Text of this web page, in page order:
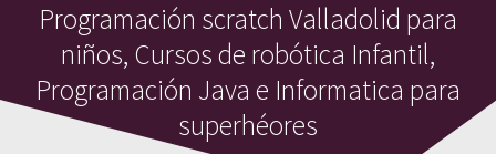
Programación scratch Valladolid para
niños, Cursos de robótica Infantil,
Programación Java e Informatica para
superhéores